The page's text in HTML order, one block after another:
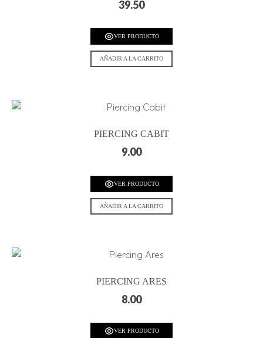
39.50
VER PRODUCTO
AÑADIR A LA CARRITO
PIERCING CABIT
9.00
VER PRODUCTO
AÑADIR A LA CARRITO
PIERCING ARES
8.00
VER PRODUCTO